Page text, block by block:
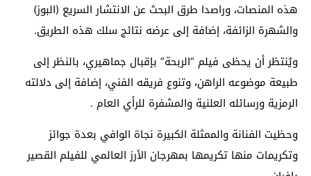
هذه المنصات، وراصدا طرق البحث عن الانتشار السريع (البوز)
والشهرة الزائفة، إضافة إلى عرضه نتائج سلك هذه الطريق.
ويُنتظر أن يحظى فيلم “الربحة” بإقبال جماهيري، بالنظر إلى
طبيعة موضوعه الراهن، وتنوع فريقه الفني، إضافة إلى دلالته
الرمزية ورسائله العلنية والمشفرة للرأي العام .
وحظيت الفنانة والممثلة الكبيرة نجاة الوافي بعدة جوائز
وتكريمات منها تكريمها بمهرجان الأرز العالمي للفيلم القصير